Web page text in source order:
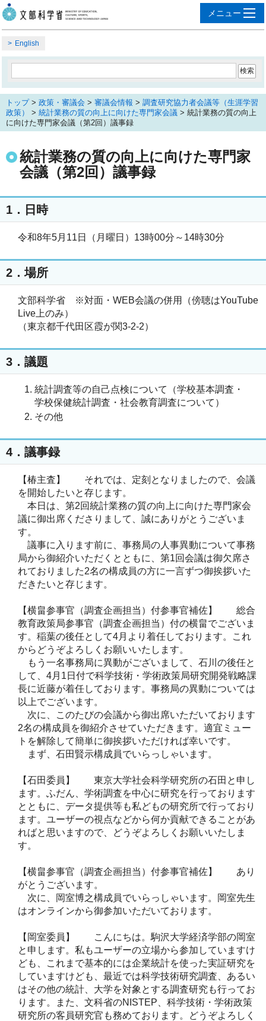
English
トップ> 政策・審議会 > 審議会情報 > 調査研究協力者会議等（生涯学習
政策）
> 統計業務の質の向上に向けた専門家会議 > 統計業務の質の向上
に向けた専門家会議（第2回）議事録
統計業務の質の向上に向けた専門家
会議（第2回）議事録
1．日時
令和8年5月11日（月曜日）13時00分～14時30分
2．場所
文部科学省 ※対面・WEB会議の併用（傍聴はYouTube
Live上のみ）
（東京都千代田区霞が関3-2-2）
3．議題
統計調査等の自己点検について（学校基本調査・
学校保健統計調査・社会教育調査について）
その他
4．議事録
【椿主査】 それでは、定刻となりましたので、会議
を開始したいと存じます。
本日は、第2回統計業務の質の向上に向けた専門家会
議に御出席くださりまして、誠にありがとうございま
す。
議事に入ります前に、事務局の人事異動について事務
局から御紹介いただくとともに、第1回会議は御欠席さ
れておりました2名の構成員の方に一言ずつ御挨拶いた
だきたいと存じます。
【横畠参事官（調査企画担当）付参事官補佐】 総合
教育政策局参事官（調査企画担当）付の横畠でございま
す。稲葉の後任として4月より着任しております。これ
からどうぞよろしくお願いいたします。
もう一名事務局に異動がございまして、石川の後任と
して、4月1日付で科学技術・学術政策局研究開発戦略課
長に近藤が着任しております。事務局の異動については
以上でございます。
次に、このたびの会議から御出席いただいております
2名の構成員を御紹介させていただきます。適宜ミュー
トを解除して簡単に御挨拶いただければ幸いです。
まず、石田賢示構成員でいらっしゃいます。
【石田委員】 東京大学社会科学研究所の石田と申し
ます。ふだん、学術調査を中心に研究を行っております
とともに、データ提供等も私どもの研究所で行っており
ます。ユーザーの視点などから何か貢献できることがあ
ればと思いますので、どうぞよろしくお願いいたしま
す。
【横畠参事官（調査企画担当）付参事官補佐】 あり
がとうございます。
次に、岡室博之構成員でいらっしゃいます。岡室先生
はオンラインから御参加いただいております。
【岡室委員】 こんにちは。駒沢大学経済学部の岡室
と申します。私もユーザーの立場から参加していますけ
ども、これまで基本的には企業統計を使った実証研究を
していますけども、最近では科学技術研究調査、あるい
はその他の統計、大学を対象とする調査研究も行ってお
ります。また、文科省のNISTEP、科学技術・学術政策
研究所の客員研究官も務めております。どうぞよろしく